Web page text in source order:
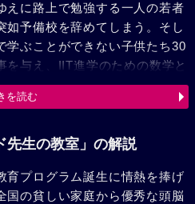
えに路上で勉強する一人の若者
如予備校を辞めてしまう。そし
学ぶことができない子供たち30
を与え、IIT進学のための数学と
を、私財を投げ売って開設。資
としか考えないラッランから
く……。
を読む
先生の教室」の解説
育プログラム誕生に情熱を捧げ
国の貧しい家庭から優秀な頭脳